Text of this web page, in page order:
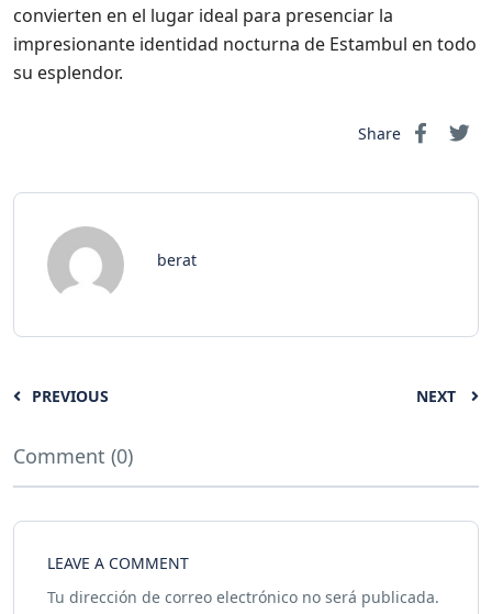
convierten en el lugar ideal para presenciar la
impresionante identidad nocturna de Estambul en todo
su esplendor.
Share
berat
PREVIOUS NEXT
Comment (0)
LEAVE A COMMENT
Tu dirección de correo electrónico no será publicada.